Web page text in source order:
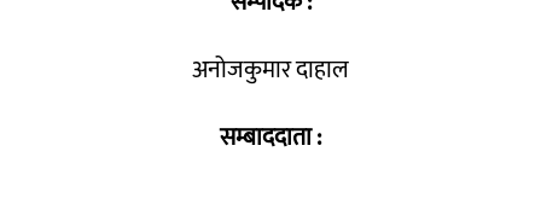
अनोजकुमार दाहाल
सम्बाददाता :